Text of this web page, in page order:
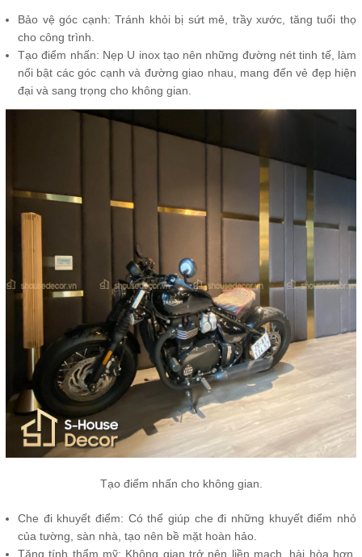
Bảo vệ góc cạnh: Tránh khỏi bị sứt mẻ, trầy xước, tăng tuổi thọ
cho công trình.
Tạo điểm nhấn: Nẹp U inox tạo nên những đường nét tinh tế, làm
nổi bật các góc cạnh và đường giao nhau, mang đến vẻ đẹp hiện
đại và sang trọng cho không gian.
Tạo điểm nhấn cho không gian.
Che đi khuyết điểm: Có thể giúp che đi những khuyết điểm nhỏ
của tường, sàn nhà, tạo nên bề mặt hoàn hảo.
Tăng tính thẩm mỹ: Không gian trở nên liền mạch, hài hòa hơn,